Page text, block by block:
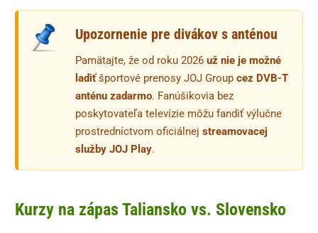
Upozornenie pre divákov s anténou
Pamätajte, že od roku 2026 už nie je možné
ladiťšportové prenosy JOJ Group cez DVB-T
anténu zadarmo. Fanúšikovia bez
poskytovateľa televízie môžu fandiť výlučne
prostredníctvom oficiálnej streamovacej
služby JOJ Play.
Kurzy na zápas Taliansko vs. Slovensko